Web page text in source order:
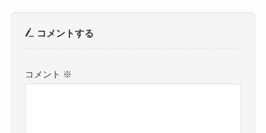
コメントする
コメント ※